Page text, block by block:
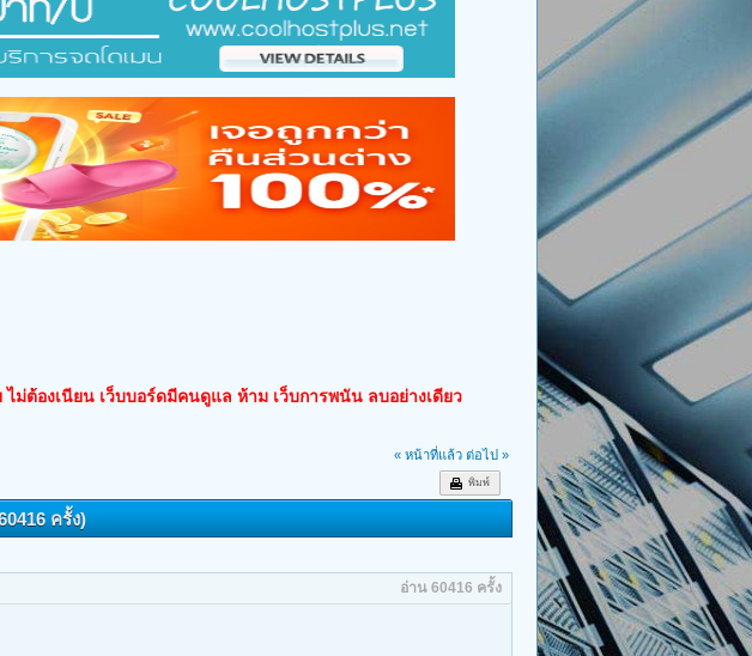
ต้องเนียน เว็บบอร์ดมีคนดูแล ห้าม เว็บการพนัน ลบอย่างเดียว
« หน้าที่แล้ว ต่อไป »
พิมพ์
ครั้ง)
อ่าน 60416 ครั้ง